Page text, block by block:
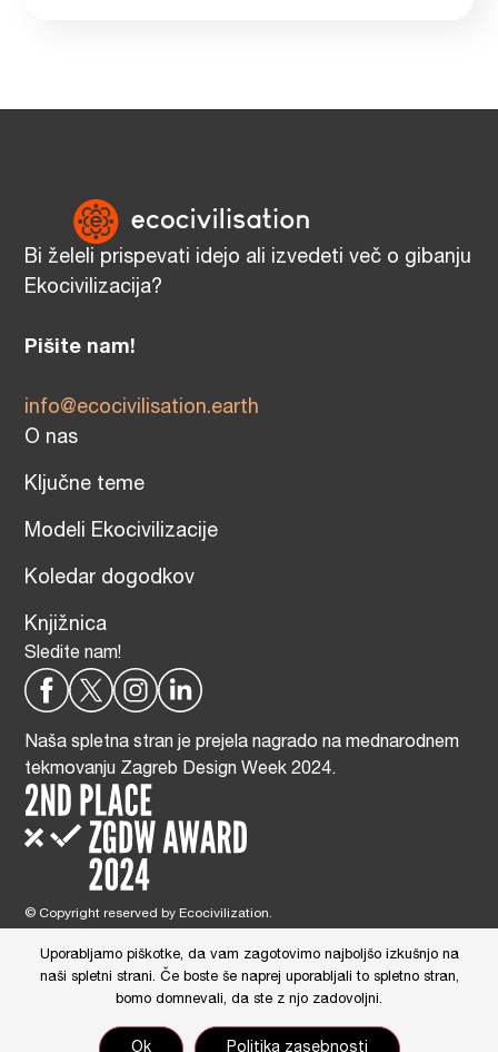
Bi želeli prispevati idejo ali izvedeti več o gibanju
Ekocivilizacija?
Pišite nam!
info@ecocivilisation.earth
O nas
Ključne teme
Modeli Ekocivilizacije
Koledar dogodkov
Knjižnica
Sledite nam!
Naša spletna stran je prejela nagrado na mednarodnem
tekmovanju Zagreb Design Week 2024.
© Copyright reserved by Ecocivilization.
Tim Radelj Remic (Reialesa), Administracija: Gloria Ribnikar Cimerman
This site is protected by reCAPTCHA and the Google Privacy Policyand
Terms of Serviceapply.
Uporabljamo piškotke, da vam zagotovimo najboljšo izkušnjo na
naši spletni strani. Če boste še naprej uporabljali to spletno stran,
bomo domnevali, da ste z njo zadovoljni.
Ok Politika zasebnosti